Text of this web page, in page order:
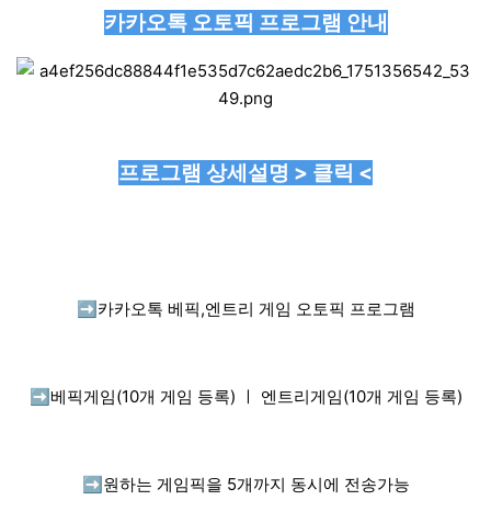
카카오톡 오토픽 프로그램 안내
프로그램 상세설명 > 클릭 <
➡️ 카카오톡 베픽,엔트리 게임 오토픽 프로그램
➡️ 베픽게임(10개 게임 등록) ㅣ 엔트리게임(10개 게임 등록)
➡️ 원하는 게임픽을 5개까지 동시에 전송가능